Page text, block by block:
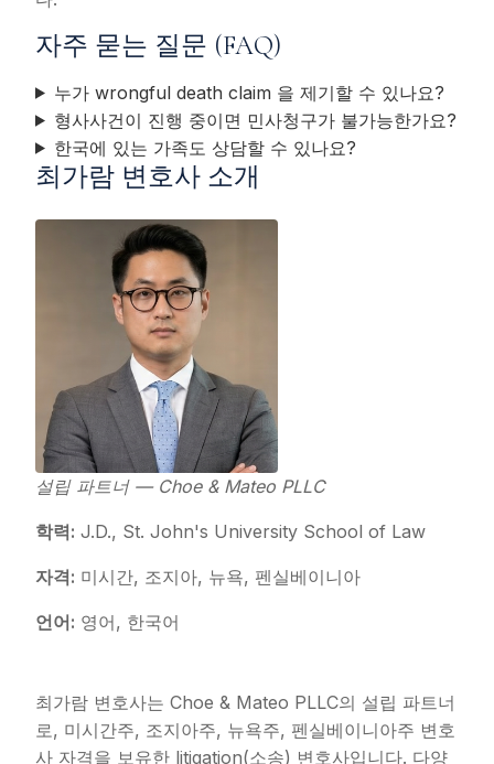
자주 묻는 질문 (FAQ)
누가 wrongful death claim 을 제기할 수 있나요?
형사사건이 진행 중이면 민사청구가 불가능한가요?
한국에 있는 가족도 상담할 수 있나요?
최가람 변호사 소개
설립 파트너 — Choe & Mateo PLLC
학력: J.D., St. John's University School of Law
자격: 미시간, 조지아, 뉴욕, 펜실베이니아
언어: 영어, 한국어
최가람 변호사는 Choe & Mateo PLLC의 설립 파트너
로, 미시간주, 조지아주, 뉴욕주, 펜실베이니아주 변호
사 자격을 보유한 litigation(소송) 변호사입니다. 다양